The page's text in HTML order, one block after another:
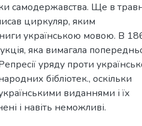
самодержавства. Ще в
циркуляр, яким
українською мовою. В
яка вимагала
уряду проти
бібліотек., оскільки
виданнями і їх
і навіть неможливі.